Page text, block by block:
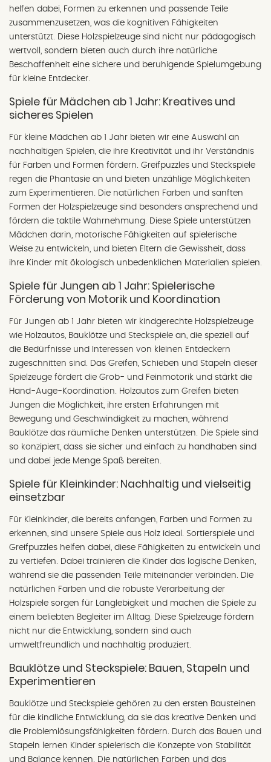
helfen dabei, Formen zu erkennen und passende Teile
zusammenzusetzen, was die kognitiven Fähigkeiten
unterstützt. Diese Holzspielzeuge sind nicht nur pädagogisch
wertvoll, sondern bieten auch durch ihre natürliche
Beschaffenheit eine sichere und beruhigende Spielumgebung
für kleine Entdecker.
Spiele für Mädchen ab 1 Jahr: Kreatives und
sicheres Spielen
Für kleine Mädchen ab 1 Jahr bieten wir eine Auswahl an
nachhaltigen Spielen, die ihre Kreativität und ihr Verständnis
für Farben und Formen fördern. Greifpuzzles und Steckspiele
regen die Phantasie an und bieten unzählige Möglichkeiten
zum Experimentieren. Die natürlichen Farben und sanften
Formen der Holzspielzeuge sind besonders ansprechend und
fördern die taktile Wahrnehmung. Diese Spiele unterstützen
Mädchen darin, motorische Fähigkeiten auf spielerische
Weise zu entwickeln, und bieten Eltern die Gewissheit, dass
ihre Kinder mit ökologisch unbedenklichen Materialien spielen.
Spiele für Jungen ab 1 Jahr: Spielerische
Förderung von Motorik und Koordination
Für Jungen ab 1 Jahr bieten wir kindgerechte Holzspielzeuge
wie Holzautos, Bauklötze und Steckspiele an, die speziell auf
die Bedürfnisse und Interessen von kleinen Entdeckern
zugeschnitten sind. Das Greifen, Schieben und Stapeln dieser
Spielzeuge fördert die Grob- und Feinmotorik und stärkt die
Hand-Auge-Koordination. Holzautos zum Greifen bieten
Jungen die Möglichkeit, ihre ersten Erfahrungen mit
Bewegung und Geschwindigkeit zu machen, während
Bauklötze das räumliche Denken unterstützen. Die Spiele sind
so konzipiert, dass sie sicher und einfach zu handhaben sind
und dabei jede Menge Spaß bereiten.
Spiele für Kleinkinder: Nachhaltig und vielseitig
einsetzbar
Für Kleinkinder, die bereits anfangen, Farben und Formen zu
erkennen, sind unsere Spiele aus Holz ideal. Sortierspiele und
Greifpuzzles helfen dabei, diese Fähigkeiten zu entwickeln und
zu vertiefen. Dabei trainieren die Kinder das logische Denken,
während sie die passenden Teile miteinander verbinden. Die
natürlichen Farben und die robuste Verarbeitung der
Holzspiele sorgen für Langlebigkeit und machen die Spiele zu
einem beliebten Begleiter im Alltag. Diese Spielzeuge fördern
nicht nur die Entwicklung, sondern sind auch
umweltfreundlich und nachhaltig produziert.
Bauklötze und Steckspiele: Bauen, Stapeln und
Experimentieren
Bauklötze und Steckspiele gehören zu den ersten Bausteinen
für die kindliche Entwicklung, da sie das kreative Denken und
die Problemlösungsfähigkeiten fördern. Durch das Bauen und
Stapeln lernen Kinder spielerisch die Konzepte von Stabilität
und Balance kennen. Die natürlichen Farben und das